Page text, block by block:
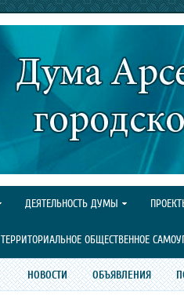
ДЕЯТЕЛЬНОСТЬ ДУМЫ
ТЕРРИТОРИАЛЬНОЕ ОБЩЕСТВЕННОЕ
НОВОСТИ ОБЪЯВЛЕНИЯ